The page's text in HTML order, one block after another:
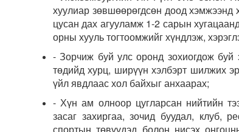
хуулиар зөвшөөрөгдсөн доод хэмжээнд
цусан дах агууламж 1-2 сарын
орны хууль тогтоомжийг хүндлэж,
- Зорчиж буй улс оронд зохиогдож буй
төдийд хурц, ширүүн хэлбэрт шилжих
үйл явдлаас хол байхыг анхаарах;
- Хүн ам олноор цугларсан нийтийн
засаг захиргаа, зочид буудал, клуб,